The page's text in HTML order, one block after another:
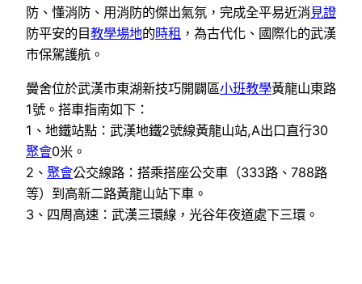
防、懂消防、用消防的傑出氣氛，完成全平易近消 見證
防平安的目教學場地的時租 ，為古代化、國際化的武漢
市保駕護航。
黌舍位於武漢市東湖新技巧開闢區小班教學黃龍山東路
1號。搭車指南如下：
1、地鐵站點：武漢地鐵2號線黃龍山站,A出口直行30
聚會0米。
2、 聚會公交線路：搭乘搭座公交車（333路、788路
等）到高新二路黃龍山站下車。
3、四周高速：武漢三環線，光谷年夜道處下三環。